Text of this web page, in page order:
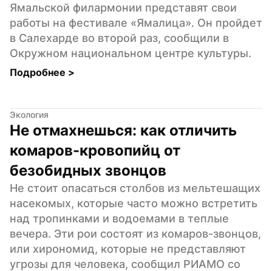
Ямальской филармонии представят свои
работы на фестивале «Ямалица». Он пройдет
в Салехарде во второй раз, сообщили в
Окружном национальном центре культуры.
Подробнее >
Экология
Не отмахнешься: как отличить
комаров-кровопийц от
безобидных звонцов
Не стоит опасаться столбов из мельтешащих
насекомых, которые часто можно встретить
над тропинками и водоемами в теплые
вечера. Эти рои состоят из комаров-звонцов,
или хирономид, которые не представляют
угрозы для человека, сообщил РИАМО со